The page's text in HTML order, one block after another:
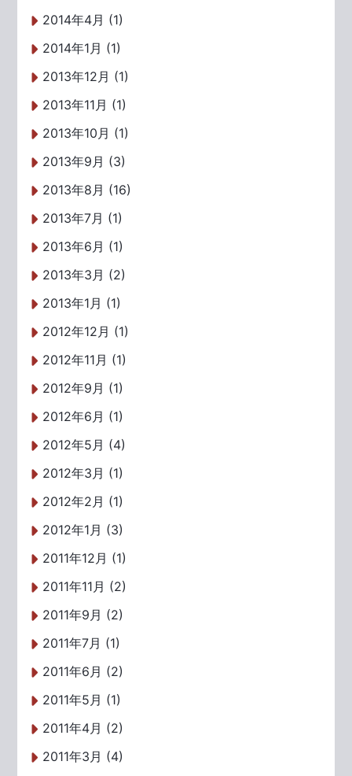
2014年4月 (1)
2014年1月 (1)
2013年12月 (1)
2013年11月 (1)
2013年10月 (1)
2013年9月 (3)
2013年8月 (16)
2013年7月 (1)
2013年6月 (1)
2013年3月 (2)
2013年1月 (1)
2012年12月 (1)
2012年11月 (1)
2012年9月 (1)
2012年6月 (1)
2012年5月 (4)
2012年3月 (1)
2012年2月 (1)
2012年1月 (3)
2011年12月 (1)
2011年11月 (2)
2011年9月 (2)
2011年7月 (1)
2011年6月 (2)
2011年5月 (1)
2011年4月 (2)
2011年3月 (4)